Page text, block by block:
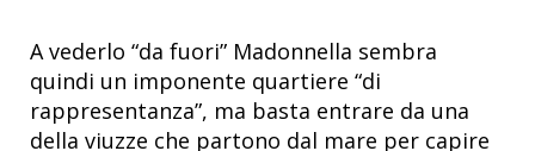
A vederlo “da fuori” Madonnella sembra
quindi un imponente quartiere “di
rappresentanza”, ma basta entrare da una
della viuzze che partono dal mare per capire